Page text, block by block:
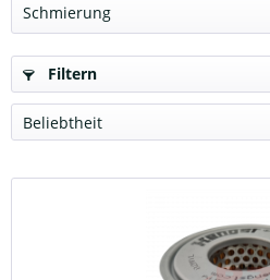
Schmierung
Filtern